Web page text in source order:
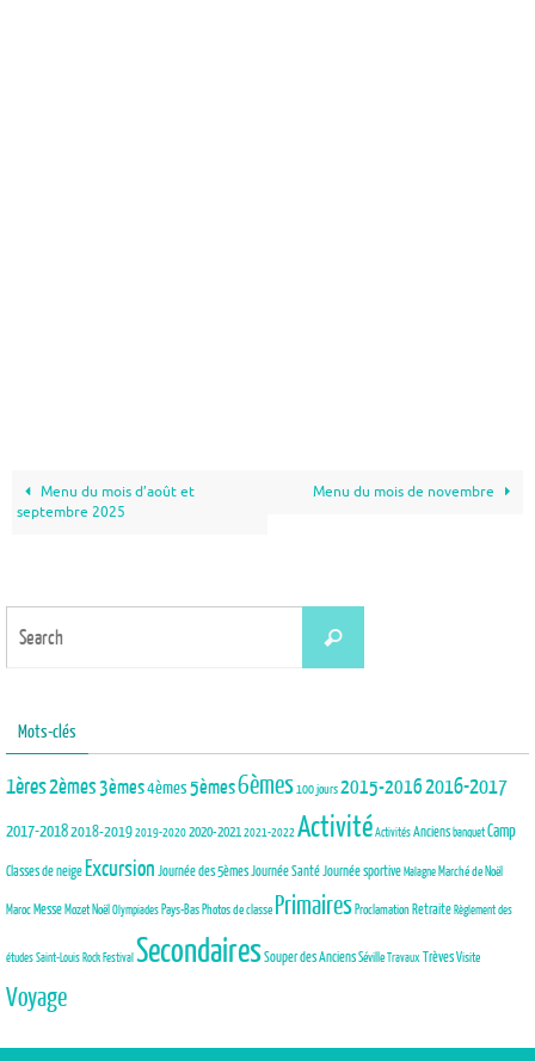
Menu du mois d’août et
septembre 2025
Menu du mois de novembre
Search
Mots-clés
1ères2èmes3èmes4èmes5èmes6èmes100 jours2015-20162016-2017
2017-20182018-20192019-20202020-20212021-2022 ActivitéActivitésAnciens banquetCamp
Classes de neige Excursion Journée des 5èmesJournée SantéJournée sportive Malagne Marché de Noël
Maroc Messe Mozet NoëlOlympiades Pays-Bas Photos de classe Primaires Proclamation Retraite Règlement des
étudesSaint-Louis Rock Festival SecondairesSouper des AnciensSévilleTravauxTrèvesVisite
Voyage